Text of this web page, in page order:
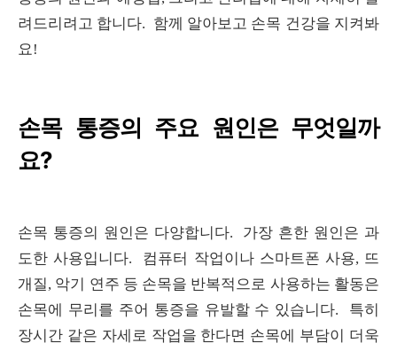
려드리려고 합니다. 함께 알아보고 손목 건강을 지켜봐
요!
손목 통증의 주요 원인은 무엇일까
요?
손목 통증의 원인은 다양합니다. 가장 흔한 원인은 과
도한 사용입니다. 컴퓨터 작업이나 스마트폰 사용, 뜨
개질, 악기 연주 등 손목을 반복적으로 사용하는 활동은
손목에 무리를 주어 통증을 유발할 수 있습니다. 특히
장시간 같은 자세로 작업을 한다면 손목에 부담이 더욱